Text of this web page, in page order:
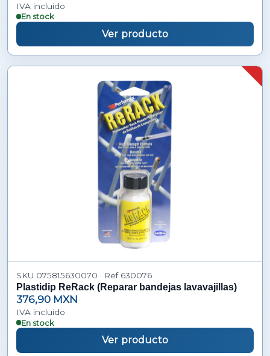
IVA incluido
En stock
Ver producto
SKU 075815630070 · Ref 630076
Plastidip ReRack (Reparar bandejas lavavajillas)
376,90 MXN
IVA incluido
En stock
Ver producto